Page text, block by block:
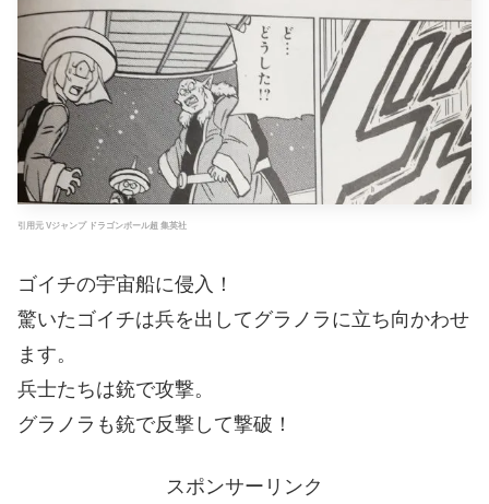
引用元 Vジャンプ ドラゴンボール超 集英社
ゴイチの宇宙船に侵入！
驚いたゴイチは兵を出してグラノラに立ち向かわせ
ます。
兵士たちは銃で攻撃。
グラノラも銃で反撃して撃破！
スポンサーリンク